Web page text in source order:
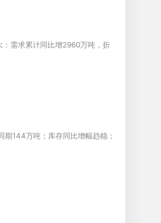
需求累计同比增2960万吨，折
144万吨；库存同比增幅趋稳；